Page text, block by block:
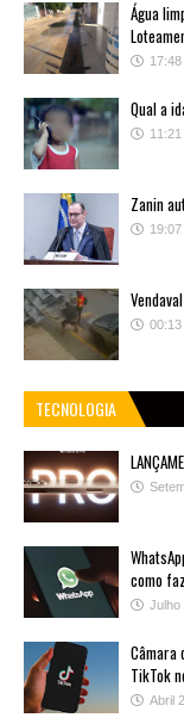
Água
17:48
Qual a
11:21
Zanin
19:07
00:13
TECNOLOGIA
como
Julho
Câmara
TikTok
Abril